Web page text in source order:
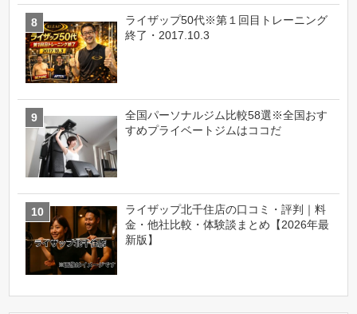
ライザップ50代※第１回目トレーニング
終了・2017.10.3
全国パーソナルジム比較58選※全国おす
すめプライベートジムはココだ
ライザップ北千住店の口コミ・評判｜料
金・他社比較・体験談まとめ【2026年最
新版】